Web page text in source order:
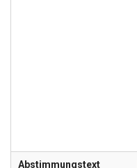
Abstimmungstext